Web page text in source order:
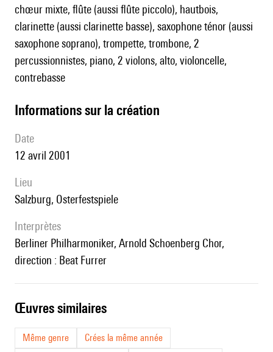
chœur mixte, flûte (aussi flûte piccolo), hautbois,
clarinette (aussi clarinette basse), saxophone ténor (aussi
saxophone soprano), trompette, trombone, 2
percussionnistes, piano, 2 violons, alto, violoncelle,
contrebasse
informations sur la création
date
12 avril 2001
lieu
Salzburg, Osterfestspiele
interprètes
Berliner Philharmoniker, Arnold Schoenberg Chor,
direction : Beat Furrer
œuvres similaires
Même genre
Crées la même année